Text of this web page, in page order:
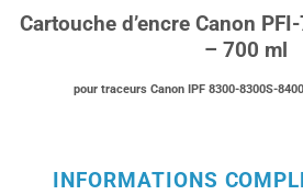
Cartouche d’encre Canon
– 700 ml
pour traceurs Canon IPF 8300-8300S-
INFORMATIONS